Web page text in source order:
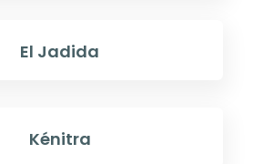
El Jadida
Kénitra